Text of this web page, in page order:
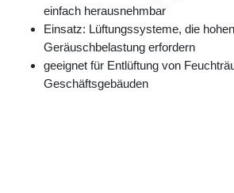
einfach herausnehmbar
Einsatz: Lüftungssysteme, die
Geräuschbelastung erfordern
geeignet für Entlüftung von
Geschäftsgebäuden